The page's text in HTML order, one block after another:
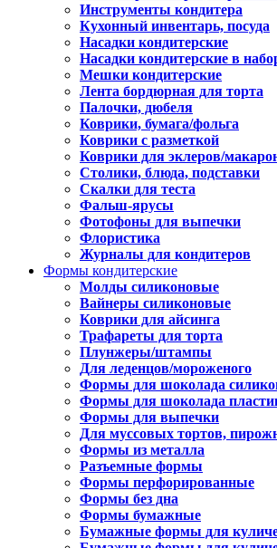
Инструменты кондитера
Кухонный инвентарь, посуда
Насадки кондитерские
Насадки кондитерские в
Мешки кондитерские
Лента бордюрная для торта
Палочки, дюбеля
Коврики, бумага/фольга
Коврики с разметкой
Коврики для эклеров/
Столики, блюда, подставки
Скалки для теста
Фальш-ярусы
Фотофоны для выпечки
Флористика
Журналы для кондитеров
Формы кондитерские
Молды силиконовые
Вайнеры силиконовые
Коврики для айсинга
Трафареты для торта
Плунжеры/штампы
Для леденцов/мороженого
Формы для шоколада
Формы для шоколада
Формы для выпечки
Для муссовых тортов,
Формы из металла
Разъемные формы
Формы перфорированные
Формы без дна
Формы бумажные
Бумажные формы для